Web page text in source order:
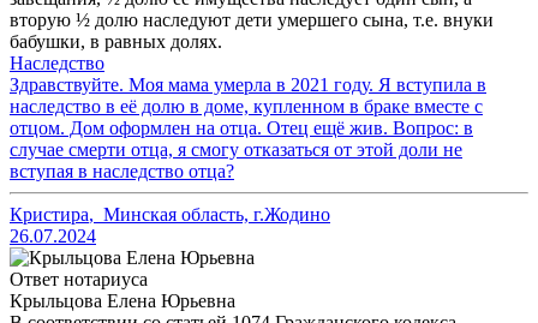
вторую ½ долю наследуют дети умершего сына, т.е. внуки
бабушки, в равных долях.
Наследство
Здравствуйте. Моя мама умерла в 2021 году. Я вступила в
наследство в её долю в доме, купленном в браке вместе с
отцом. Дом оформлен на отца. Отец ещё жив. Вопрос: в
случае смерти отца, я смогу отказаться от этой доли не
вступая в наследство отца?
Кристира, Минская область, г.Жодино
26.07.2024
Ответ нотариуса
Крыльцова Елена Юрьевна